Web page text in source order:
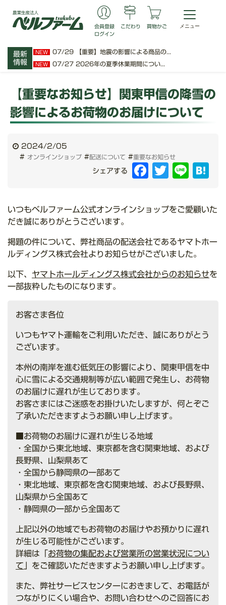
最新
情報
NEW 07/29 【重要】地震の影響による商品の...
NEW 07/27 2026年の夏季休業期間につい...
会員登録
ログイン
こだわり 買物かご
【重要なお知らせ】関東甲信の降雪の
影響によるお荷物のお届けについて
2024/2/05
# オンラインショップ #配送について #重要なお知らせ
シェアする Facebook
Twitter Line
いつもベルファーム公式オンラインショップをご愛顧いた
だき誠にありがとうございます。
掲題の件について、弊社商品の配送会社であるヤマトホー
ルディングス株式会社よりお知らせがございました。
以下、 ヤマトホールディングス株式会社からのお知らせを
一部抜粋したものになります。
お客さま各位
いつもヤマト運輸をご利用いただき、誠にありがとう
ございます。
本州の南岸を進む低気圧の影響により、関東甲信を中
心に雪による交通規制等が広い範囲で発生し、お荷物
のお届けに遅れが生じております。
お客さまにはご迷惑をお掛けいたしますが、何とぞご
了承いただきますようお願い申し上げます。
■お荷物のお届けに遅れが生じる地域
・全国から東北地域、東京都を含む関東地域、および
長野県、山梨県あて
・全国から静岡県の一部あて
・東北地域、東京都を含む関東地域、および長野県、
山梨県から全国あて
・静岡県の一部から全国あて
上記以外の地域でもお荷物のお届けやお預かりに遅れ
が生じる可能性がございます。
詳細は「お荷物の集配および営業所の営業状況につい
て 」をご確認いただきますようお願い申し上げます。
また、弊社サービスセンターにおきまして、お電話が
つながりにくい場合や、お問い合わせへのご回答にお